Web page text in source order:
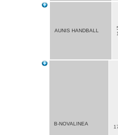
AUNIS HANDBALL
B-NOVALINEA